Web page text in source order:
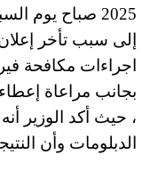
إلى سبب تأخر
اجراءات مكافحة
بجانب مراعاة
، حيث أكد الوزير
الدبلومات وأن